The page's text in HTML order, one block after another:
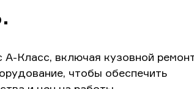
Класс, включая кузовной
чтобы обеспечить